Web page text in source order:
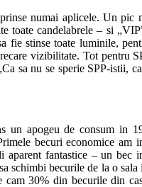
numai aplicele. Un pic
toate candelabrele – si
fie stinse toate luminile,
vizibilitate. Tot pentru
sa nu se sperie SPP-istii,
un apogeu de consum in
becuri economice am
fantastice – un bec
schimbi becurile de la o sala
cam 30% din becurile din